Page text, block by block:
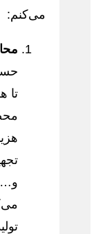
می‌کنم:
تا
و…